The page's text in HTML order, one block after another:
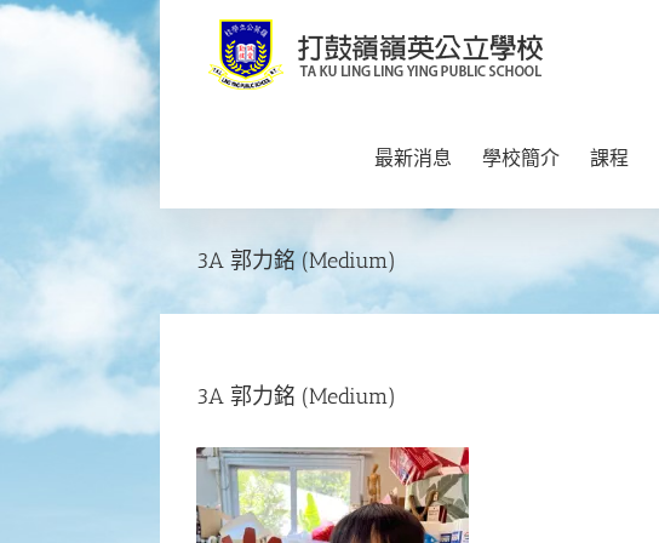
Skip
最新消息 學校簡介 課程
3A 郭力銘 (Medium)
3A 郭力銘 (Medium)